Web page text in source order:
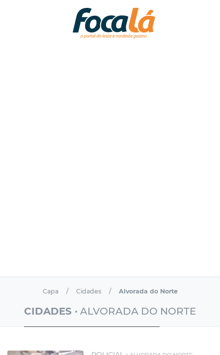
CIDADES • ALVORADA DO NORTE
Capa Cidades Alvorada do Norte